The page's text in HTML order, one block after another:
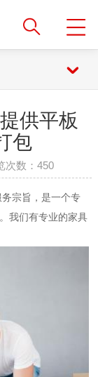
供平板
包
次数：450
宗旨，是一个专
我们有专业的家具